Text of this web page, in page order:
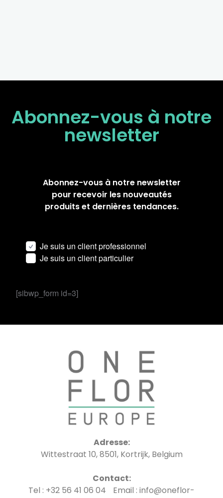
Abonnez-vous à notre
newsletter
Abonnez-vous à notre newsletter
pour recevoir les nouveautés
produits et dernières tendances.
Je suis un client professionnel
Je suis un client particulier
[sibwp_form id=3]
Adresse:
Wittestraat 10, 8501, Kortrijk, Belgium
Contact:
Tel : +32 56 41 06 04 Email : info@oneflor-